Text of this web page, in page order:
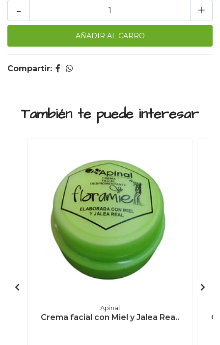
+
-
Compartir:
También te puede interesar
Apinal
Crema facial con Miel y Jalea Rea..